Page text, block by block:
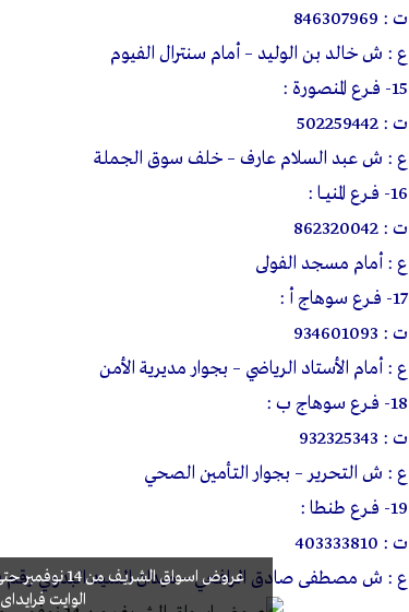
ت : 846307969
ع : ش خالد بن الوليد – أمام سنترال الفيوم
15- فــرع المنصورة :
ت : 502259442
ع : ش عبد السلام عارف – خلف سوق الجملة
16- فــرع المنيـــا :
ت : 862320042
ع : أمام مسجد الفولى
17- فــرع سوهاج أ :
ت : 934601093
ع : أمام الأستاد الرياضي – بجوار مديرية الأمن
18- فــرع سوهاج ب :
ت : 932325343
ع : ش التحرير – بجوار التأمين الصحي
19- فــرع طنطا :
ت : 403333810
ع : ش مصطفى صادق الرافعي – ميدان السيد البدوي رقم 20
الوايت فرايداى